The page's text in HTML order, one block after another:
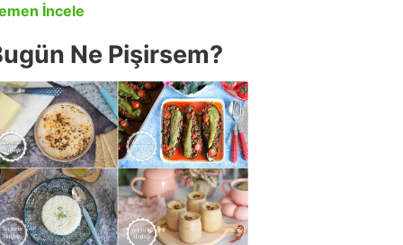
İncele
Ne Pişirsem?